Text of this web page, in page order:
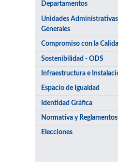
Departamentos
Unidades
Generales
Compromiso con la
Sostenibilidad - ODS
Infraestructura e
Espacio de Igualdad
Identidad Gráfica
Normativa y Reglamentos
Elecciones